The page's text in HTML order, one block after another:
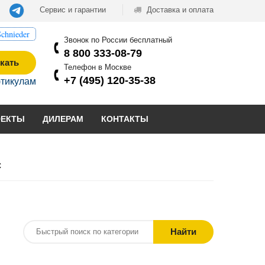
Сервис и гарантии Доставка и оплата
Звонок по России бесплатный
8 800 333-08-79
Телефон в Москве
+7 (495) 120-35-38
ДИЛЕРАМ КОНТАКТЫ
Найти